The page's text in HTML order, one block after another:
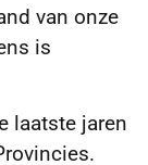
van onze
is
laatste jaren